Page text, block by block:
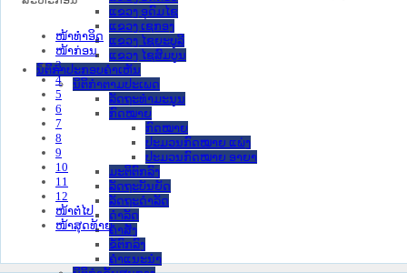
ແຂວງ ອຸດົມໄຊ
ແຂວງ ເຊກອງ
ແຂວງ ໄຊຍະບູລີ
ແຂວງ ໄຊສົມບູນ
ນິຕິກໍາປະກອບຄໍາເຫັນ
ນິຕິກໍາຕາມປະເພດ
ລັດຖະທໍາມະນູນ
ກົດໝາຍ
ກົດໝາຍ
ປະມວນກົດໝາຍ ແພ່ງ
ປະມວນກົດໝາຍ ອາຍາ
ມະຕິຕົກລົງ
ລັດຖະບັນຍັດ
ລັດຖະດໍາລັດ
ດໍາລັດ
ຄໍາສັ່ງ
ຂໍ້ຕົກລົງ
ຄໍາແນະນໍາ
ໜ້າທໍາອິດ
ໜ້າກ່ອນ
3
4
5
6
7
8
9
10
11
12
ໜ້າຕໍ່ໄປ
ໜ້າສຸດທ້າຍ